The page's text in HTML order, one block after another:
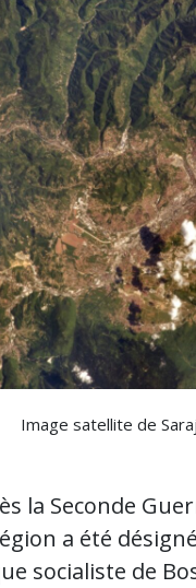
Image satellite de
la Seconde
a été
socialiste de